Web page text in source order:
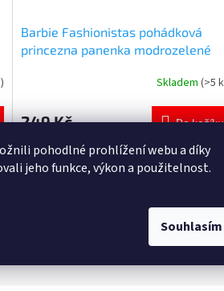
pohodlné prohlížení webu a díky
jeho funkce, výkon a použitelnost.
Souhlasím
Barbie Fashionistas pohádková
princezna panenka modrozelené
produktu
5,0
z
5
Skladem (>5
249 Kč Do košíku
Stylová panenka Barbie Fashionistas
pohádková princezna s modrozelenými
kreativní hraní a svět fantazie. 👑 Více
produktů s motivem 👉 BARBIE